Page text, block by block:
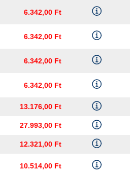
6.342,00 Ft
6.342,00 Ft
6.342,00 Ft
6.342,00 Ft
13.176,00 Ft
27.993,00 Ft
12.321,00 Ft
10.514,00 Ft